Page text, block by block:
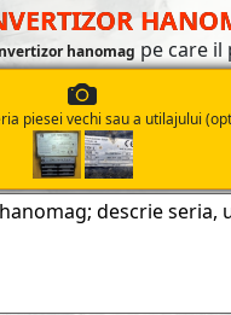
hanomag pe care
piesei vechi sau a utilajului